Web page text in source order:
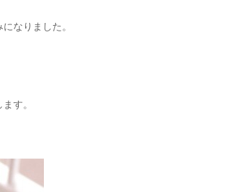
なりました。
す。